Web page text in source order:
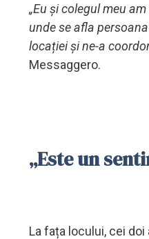
„Eu și colegul meu
unde se afla
locației și ne-a
Messaggero.
„Este un
La fața locului, cei